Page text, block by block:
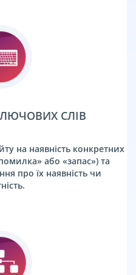
СЛІВ
на наявність конкретних
або «запас») та
про їх наявність чи